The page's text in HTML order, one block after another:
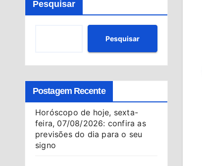
Pesquisar
Pesquisar
Postagem Recente
Horóscopo de hoje, sexta-
feira, 07/08/2026: confira as
previsões do dia para o seu
signo